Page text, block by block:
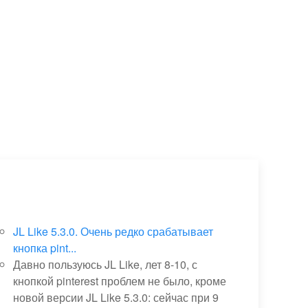
JL Like 5.3.0. Очень редко срабатывает
кнопка pint...
Давно пользуюсь JL Like, лет 8-10, с
кнопкой pinterest проблем не было, кроме
новой версии JL Like 5.3.0: сейчас при 9